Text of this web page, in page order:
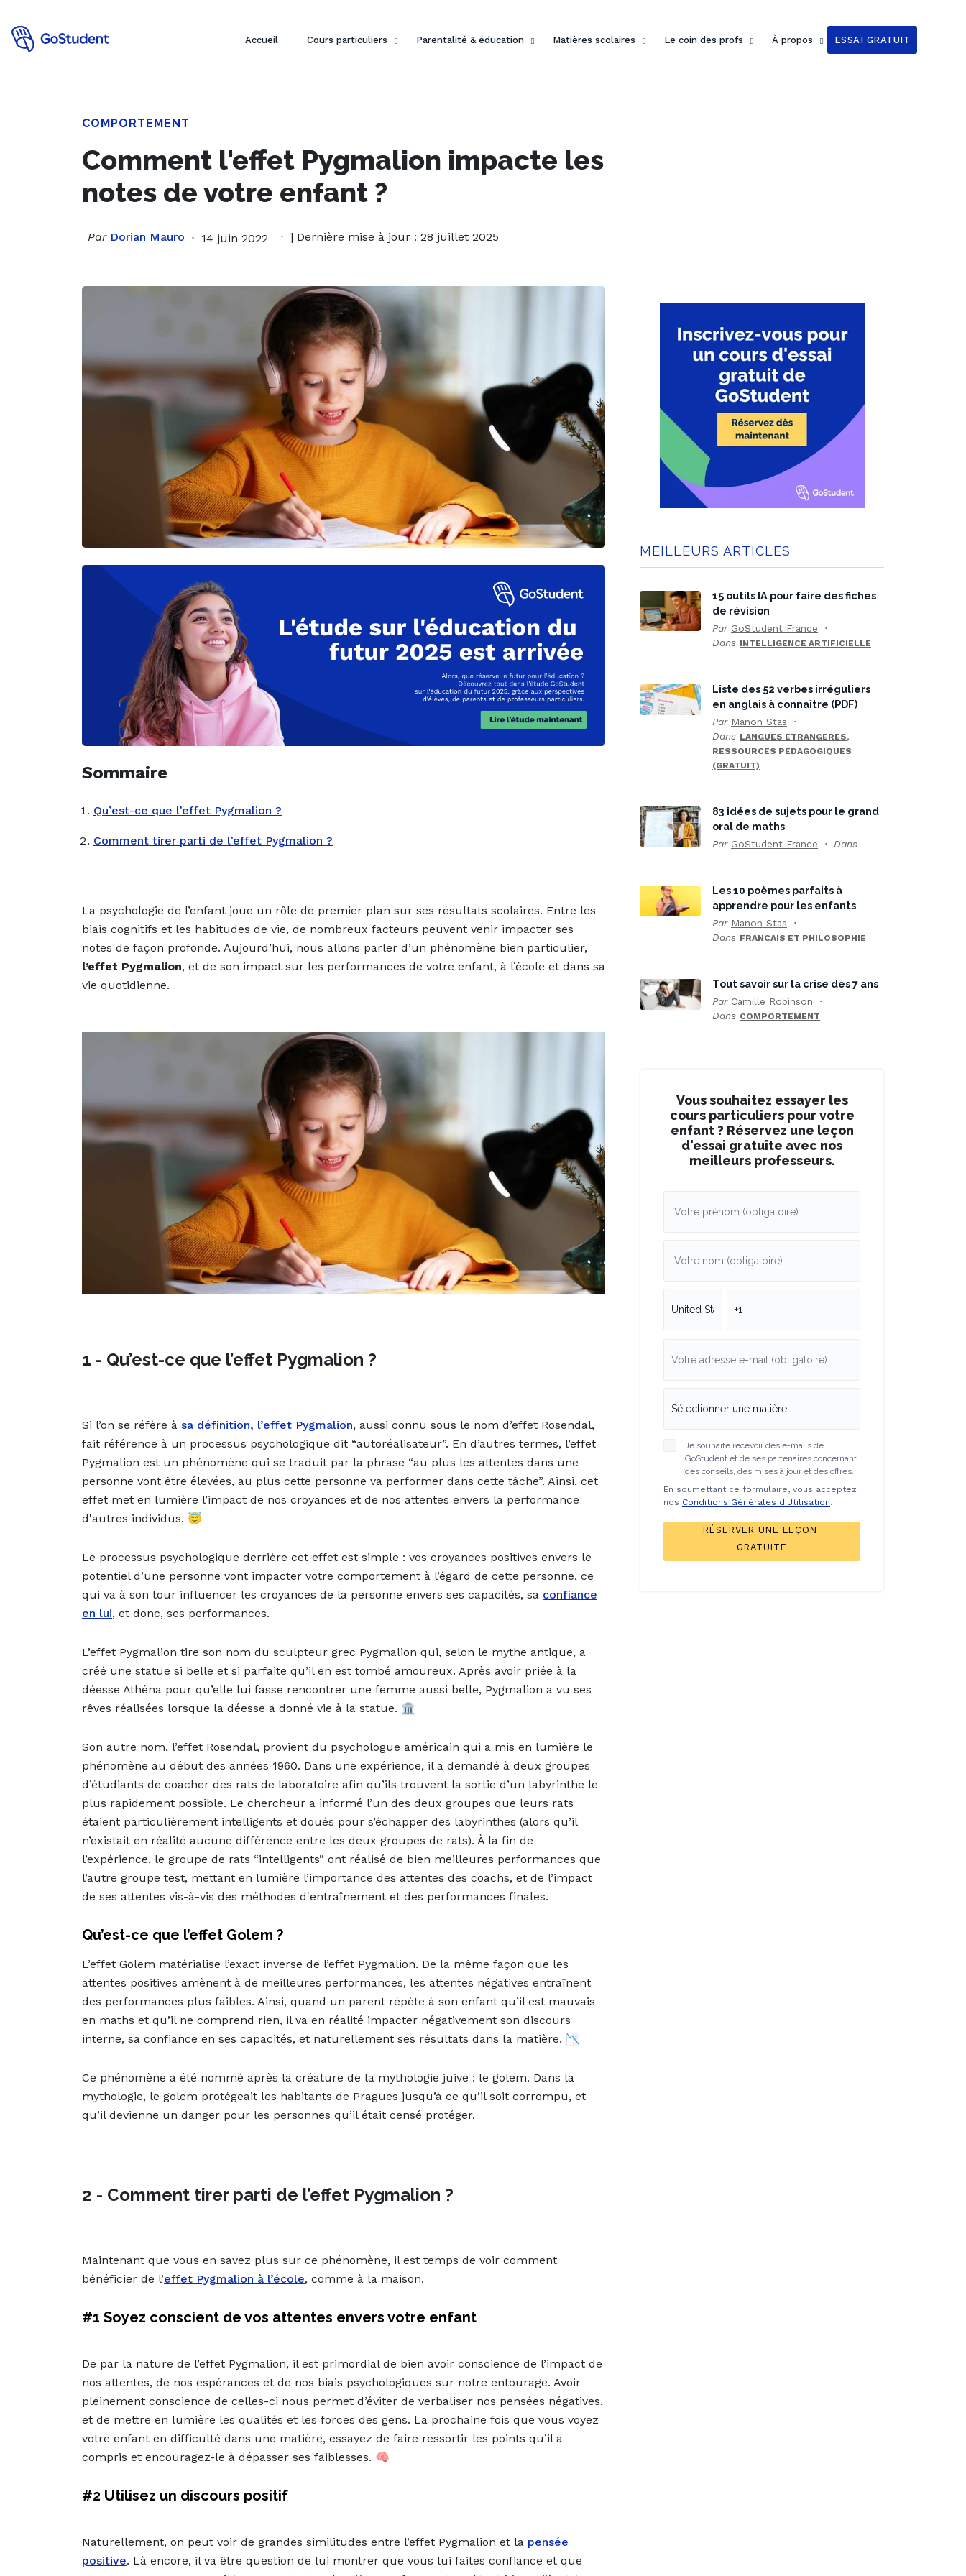
Accueil Cours particuliers Parentalité & éducation Matières scolaires Le coin des profs À propos ESSAI GRATUIT
COMPORTEMENT
Comment l'effet Pygmalion impacte les
notes de votre enfant ?
Par Dorian Mauro 14 juin 2022 | Dernière mise à jour : 28 juillet 2025
Sommaire
Qu’est-ce que l’effet Pygmalion ?
Comment tirer parti de l’effet Pygmalion ?
La psychologie de l’enfant joue un rôle de premier plan sur ses résultats scolaires. Entre les
biais cognitifs et les habitudes de vie, de nombreux facteurs peuvent venir impacter ses
notes de façon profonde. Aujourd’hui, nous allons parler d’un phénomène bien particulier,
l’effet Pygmalion, et de son impact sur les performances de votre enfant, à l’école et dans sa
vie quotidienne.
1 - Qu’est-ce que l’effet Pygmalion ?
Si l’on se réfère à sa définition, l’effet Pygmalion, aussi connu sous le nom d’effet Rosendal,
fait référence à un processus psychologique dit “autoréalisateur”. En d’autres termes, l’effet
Pygmalion est un phénomène qui se traduit par la phrase “au plus les attentes dans une
personne vont être élevées, au plus cette personne va performer dans cette tâche”. Ainsi, cet
effet met en lumière l’impact de nos croyances et de nos attentes envers la performance
d'autres individus. 😇
Le processus psychologique derrière cet effet est simple : vos croyances positives envers le
potentiel d’une personne vont impacter votre comportement à l’égard de cette personne, ce
qui va à son tour influencer les croyances de la personne envers ses capacités, sa confiance
en lui, et donc, ses performances.
L’effet Pygmalion tire son nom du sculpteur grec Pygmalion qui, selon le mythe antique, a
créé une statue si belle et si parfaite qu’il en est tombé amoureux. Après avoir priée à la
déesse Athéna pour qu’elle lui fasse rencontrer une femme aussi belle, Pygmalion a vu ses
rêves réalisées lorsque la déesse a donné vie à la statue. 🏛️
Son autre nom, l’effet Rosendal, provient du psychologue américain qui a mis en lumière le
phénomène au début des années 1960. Dans une expérience, il a demandé à deux groupes
d’étudiants de coacher des rats de laboratoire afin qu’ils trouvent la sortie d’un labyrinthe le
plus rapidement possible. Le chercheur a informé l’un des deux groupes que leurs rats
étaient particulièrement intelligents et doués pour s’échapper des labyrinthes (alors qu’il
n’existait en réalité aucune différence entre les deux groupes de rats). À la fin de
l’expérience, le groupe de rats “intelligents” ont réalisé de bien meilleures performances que
l’autre groupe test, mettant en lumière l’importance des attentes des coachs, et de l’impact
de ses attentes vis-à-vis des méthodes d'entraînement et des performances finales.
Qu’est-ce que l’effet Golem ?
L’effet Golem matérialise l’exact inverse de l’effet Pygmalion. De la même façon que les
attentes positives amènent à de meilleures performances, les attentes négatives entraînent
des performances plus faibles. Ainsi, quand un parent répète à son enfant qu’il est mauvais
en maths et qu’il ne comprend rien, il va en réalité impacter négativement son discours
interne, sa confiance en ses capacités, et naturellement ses résultats dans la matière. 📉
Ce phénomène a été nommé après la créature de la mythologie juive : le golem. Dans la
mythologie, le golem protégeait les habitants de Pragues jusqu’à ce qu’il soit corrompu, et
qu’il devienne un danger pour les personnes qu’il était censé protéger.
2 - Comment tirer parti de l’effet Pygmalion ?
Maintenant que vous en savez plus sur ce phénomène, il est temps de voir comment
bénéficier de l’effet Pygmalion à l’école, comme à la maison.
#1 Soyez conscient de vos attentes envers votre enfant
De par la nature de l’effet Pygmalion, il est primordial de bien avoir conscience de l’impact de
nos attentes, de nos espérances et de nos biais psychologiques sur notre entourage. Avoir
pleinement conscience de celles-ci nous permet d’éviter de verbaliser nos pensées négatives,
et de mettre en lumière les qualités et les forces des gens. La prochaine fois que vous voyez
votre enfant en difficulté dans une matière, essayez de faire ressortir les points qu’il a
compris et encouragez-le à dépasser ses faiblesses. 🧠
#2 Utilisez un discours positif
Naturellement, on peut voir de grandes similitudes entre l’effet Pygmalion et la pensée
positive. Là encore, il va être question de lui montrer que vous lui faites confiance et que
MEILLEURS ARTICLES
15 outils IA pour faire des fiches
de révision
Par GoStudent France
Dans INTELLIGENCE ARTIFICIELLE
Liste des 52 verbes irréguliers
en anglais à connaître (PDF)
Par Manon Stas
Dans LANGUES ETRANGERES,
RESSOURCES PEDAGOGIQUES
(GRATUIT)
83 idées de sujets pour le grand
oral de maths
Par GoStudent France Dans
Les 10 poèmes parfaits à
apprendre pour les enfants
Par Manon Stas
Dans FRANCAIS ET PHILOSOPHIE
Tout savoir sur la crise des 7 ans
Par Camille Robinson
Dans COMPORTEMENT
Vous souhaitez essayer les
cours particuliers pour votre
enfant ? Réservez une leçon
d'essai gratuite avec nos
meilleurs professeurs.
Je souhaite recevoir des e-mails de
GoStudent et de ses partenaires concernant
des conseils, des mises à jour et des offres.
En soumettant ce formulaire, vous acceptez
nos Conditions Générales d'Utilisation.